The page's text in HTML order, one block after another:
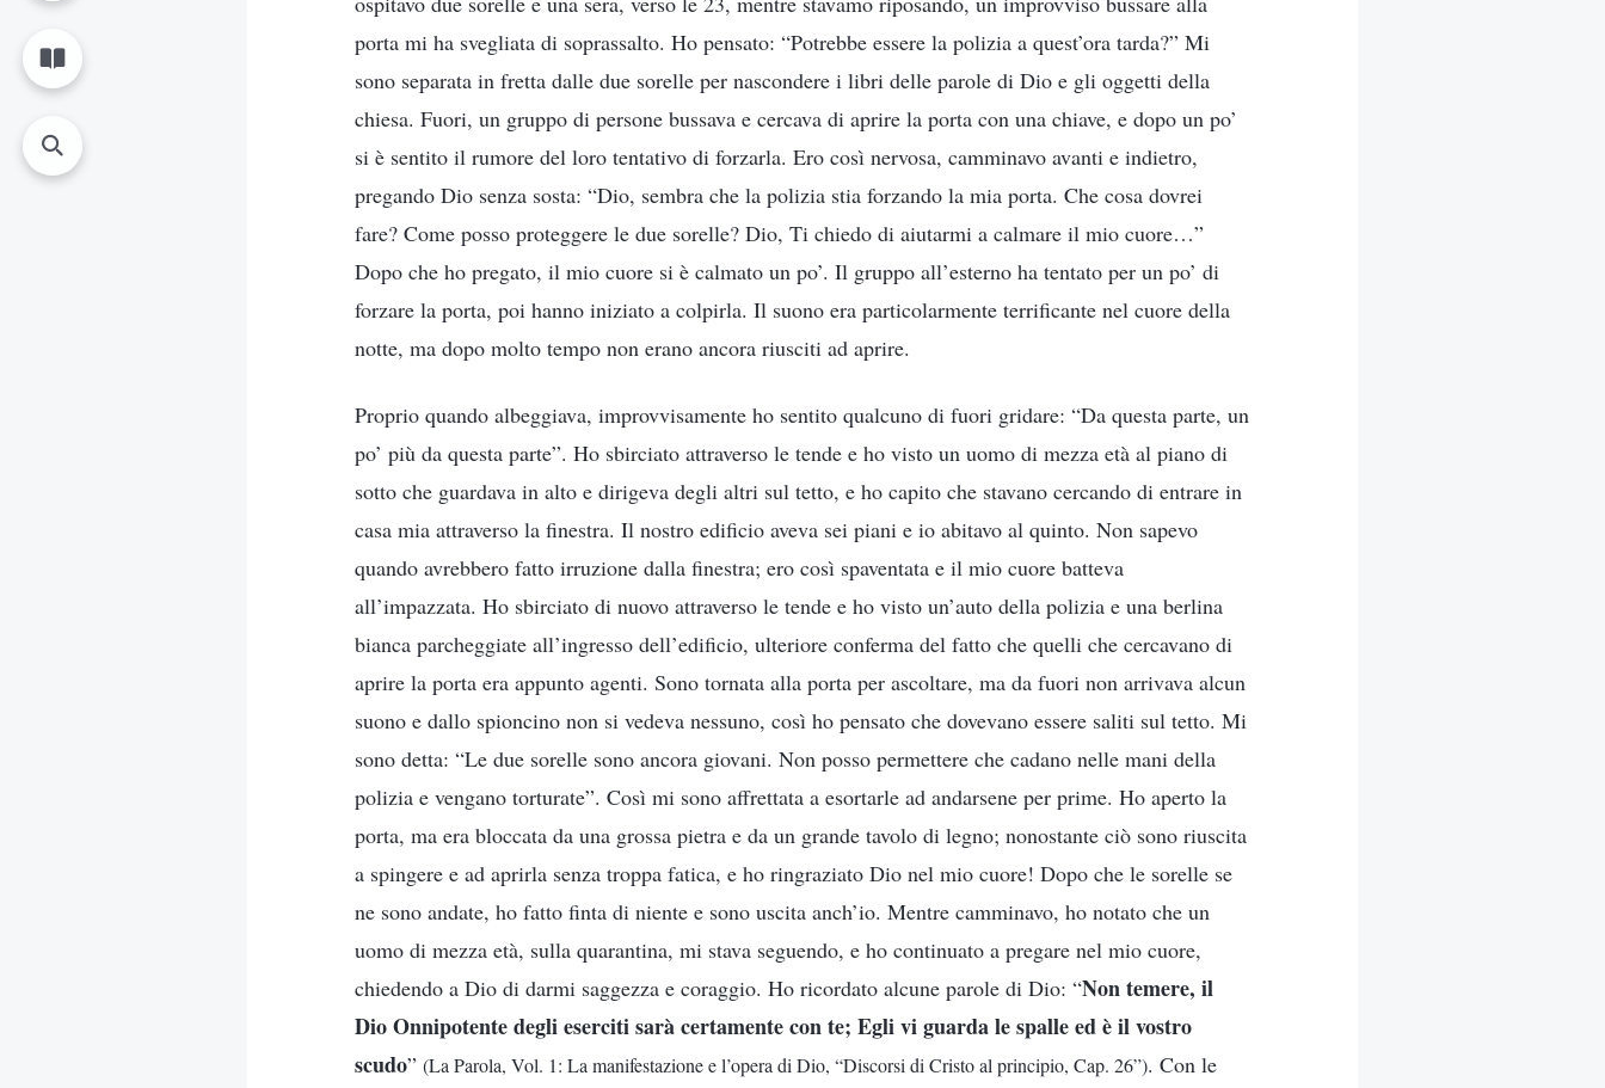
porta mi ha svegliata di soprassalto. Ho pensato: “Potrebbe essere la polizia a quest’ora tarda?” Mi
sono separata in fretta dalle due sorelle per nascondere i libri delle parole di Dio e gli oggetti della
chiesa. Fuori, un gruppo di persone bussava e cercava di aprire la porta con una chiave, e dopo un po’
si è sentito il rumore del loro tentativo di forzarla. Ero così nervosa, camminavo avanti e indietro,
pregando Dio senza sosta: “Dio, sembra che la polizia stia forzando la mia porta. Che cosa dovrei
fare? Come posso proteggere le due sorelle? Dio, Ti chiedo di aiutarmi a calmare il mio cuore…”
Dopo che ho pregato, il mio cuore si è calmato un po’. Il gruppo all’esterno ha tentato per un po’ di
forzare la porta, poi hanno iniziato a colpirla. Il suono era particolarmente terrificante nel cuore della
notte, ma dopo molto tempo non erano ancora riusciti ad aprire.
Proprio quando albeggiava, improvvisamente ho sentito qualcuno di fuori gridare: “Da questa parte, un
po’ più da questa parte”. Ho sbirciato attraverso le tende e ho visto un uomo di mezza età al piano di
sotto che guardava in alto e dirigeva degli altri sul tetto, e ho capito che stavano cercando di entrare in
casa mia attraverso la finestra. Il nostro edificio aveva sei piani e io abitavo al quinto. Non sapevo
quando avrebbero fatto irruzione dalla finestra; ero così spaventata e il mio cuore batteva
all’impazzata. Ho sbirciato di nuovo attraverso le tende e ho visto un’auto della polizia e una berlina
bianca parcheggiate all’ingresso dell’edificio, ulteriore conferma del fatto che quelli che cercavano di
aprire la porta era appunto agenti. Sono tornata alla porta per ascoltare, ma da fuori non arrivava alcun
suono e dallo spioncino non si vedeva nessuno, così ho pensato che dovevano essere saliti sul tetto. Mi
sono detta: “Le due sorelle sono ancora giovani. Non posso permettere che cadano nelle mani della
polizia e vengano torturate”. Così mi sono affrettata a esortarle ad andarsene per prime. Ho aperto la
porta, ma era bloccata da una grossa pietra e da un grande tavolo di legno; nonostante ciò sono riuscita
a spingere e ad aprirla senza troppa fatica, e ho ringraziato Dio nel mio cuore! Dopo che le sorelle se
ne sono andate, ho fatto finta di niente e sono uscita anch’io. Mentre camminavo, ho notato che un
uomo di mezza età, sulla quarantina, mi stava seguendo, e ho continuato a pregare nel mio cuore,
chiedendo a Dio di darmi saggezza e coraggio. Ho ricordato alcune parole di Dio: “Non temere, il
Dio Onnipotente degli eserciti sarà certamente con te; Egli vi guarda le spalle ed è il vostro
scudo” (La Parola, Vol. 1: La manifestazione e l’opera di Dio, “Discorsi di Cristo al principio, Cap. 26”). Con le